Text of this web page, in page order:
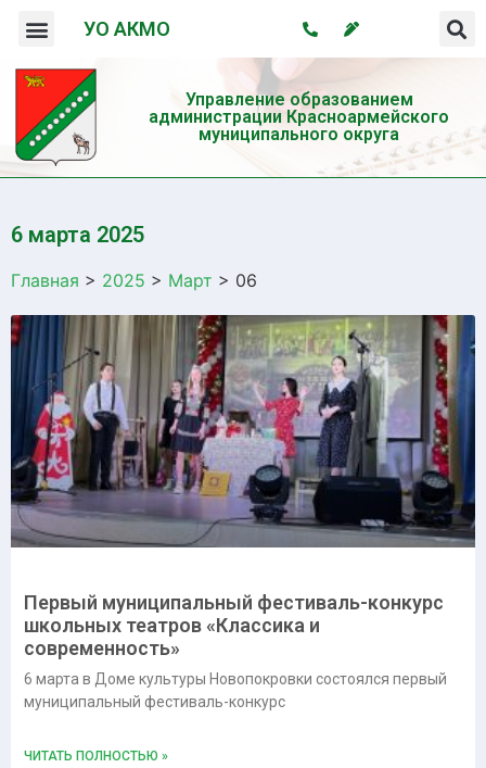
УО АКМО
Управление образованием
администрации Красноармейского
муниципального округа
6 марта 2025
Главная > 2025 > Март > 06
Первый муниципальный фестиваль-конкурс
школьных театров «Классика и
современность»
6 марта в Доме культуры Новопокровки состоялся первый
муниципальный фестиваль-конкурс
ЧИТАТЬ ПОЛНОСТЬЮ »